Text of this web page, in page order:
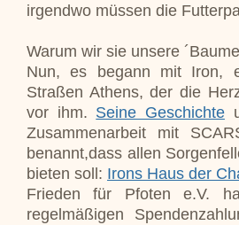
irgendwo müssen die
Warum wir sie unsere
Nun, es begann mit Iron,
Straßen Athens, der die
vor ihm. Seine Geschichte
Zusammenarbeit mit
benannt,dass allen
bieten soll: Irons Haus der
Frieden für Pfoten e.V.
regelmäßigen